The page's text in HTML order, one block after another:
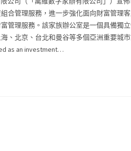
合管理服務，進一步強化面向財富管
管理服務。該家族辦公室是一個具備
、北京、台北和曼谷等多個亞洲重要城
as an investment…